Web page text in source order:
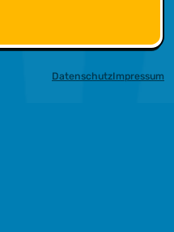
DatenschutzImpressum